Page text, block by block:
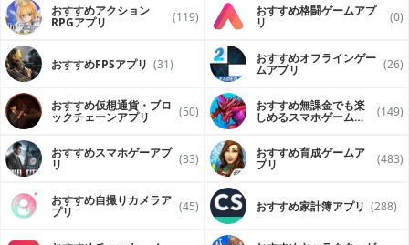
おすすめアクション
RPGアプリ (119) おすすめ格闘ゲームアプ
リ (0)
おすすめFPSアプリ (31) おすすめオフラインゲー
ムアプリ (26)
おすすめ仮想通貨・ブロ
ックチェーンアプリ (50) おすすめ無課金でも楽
しめるスマホゲームア (149)
おすすめスマホゲーアプ
リ (33) おすすめ育成ゲームア
プリ (483)
おすすめ自撮りカメラア
プリ (45) おすすめ家計簿アプリ (288)